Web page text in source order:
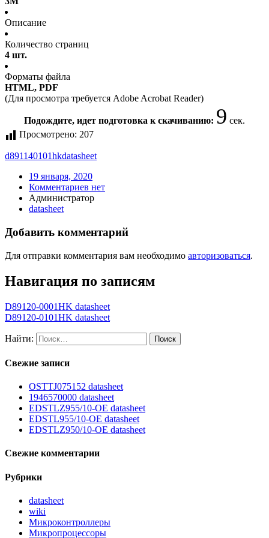
Описание
Количество страниц
4 шт.
Форматы файла
HTML, PDF
(Для просмотра требуется Adobe Acrobat Reader)
Подождите, идет подготовка к скачиванию: 9 сек.
Просмотрено: 207
d891140101hkdatasheet
19 января, 2020
Комментариев нет
Администратор
datasheet
Добавить комментарий
Для отправки комментария вам необходимо авторизоваться.
Навигация по записям
D89120-0001HK datasheet
D89120-0101HK datasheet
Найти:
Свежие записи
OSTTJ075152 datasheet
1946570000 datasheet
EDSTLZ955/10-OE datasheet
EDSTL955/10-OE datasheet
EDSTLZ950/10-OE datasheet
Свежие комментарии
Рубрики
datasheet
wiki
Микроконтроллеры
Микропроцессоры